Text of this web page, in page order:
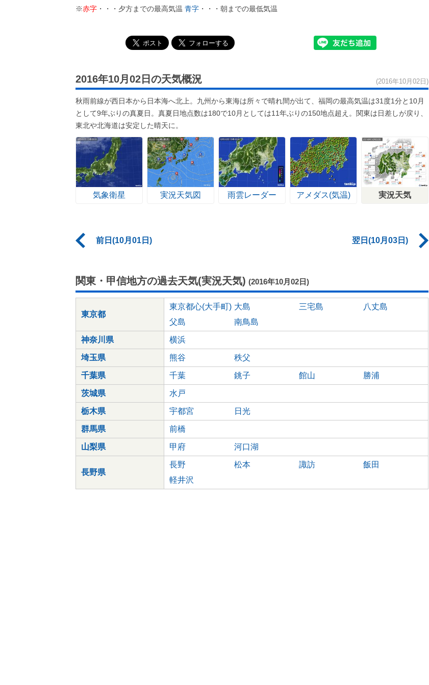
※赤字 ・・・夕方までの最高気温 青字 ・・・朝までの最低気温
2016年10月02日の天気概況 (2016年10月02日)
秋雨前線が西日本から日本海へ北上。九州から東海は所々で晴れ間が出て、福岡の最高気温は31度1分と10月
として9年ぶりの真夏日。真夏日地点数は180で10月としては11年ぶりの150地点超え。関東は日差しが戻り、
東北や北海道は安定した晴天に。
気象衛星 実況天気図 雨雲レーダー アメダス(気温) 実況天気
前日(10月01日) 翌日(10月03日)
関東・甲信地方の過去天気(実況天気) (2016年10月02日)
東京都
東京都心(大手町) 大島 三宅島
八丈島
父島
南鳥島
神奈川県 横浜
埼玉県 熊谷 秩父
千葉県 千葉 銚子 館山 勝浦
茨城県 水戸
栃木県 宇都宮 日光
群馬県 前橋
山梨県 甲府 河口湖
長野県
長野 松本 諏訪
飯田
軽井沢